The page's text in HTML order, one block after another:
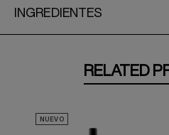
INGREDIENTES
RELATED
NUEVO